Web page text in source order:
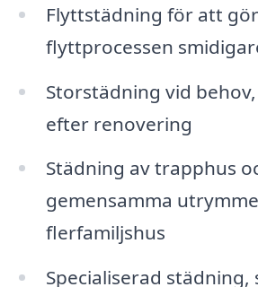
Flyttstädning för att
flyttprocessen
Storstädning vid
efter renovering
Städning av trapphus
gemensamma
flerfamiljshus
Specialiserad städning,